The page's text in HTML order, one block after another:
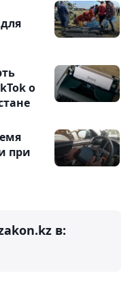
о
при
в: